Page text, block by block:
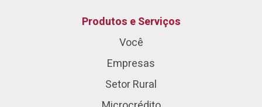
Produtos e Serviços
Você
Empresas
Setor Rural